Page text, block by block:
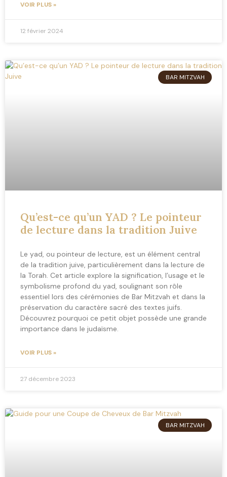
VOIR PLUS »
12 février 2024
BAR MITZVAH
Qu’est-ce qu’un YAD ? Le pointeur
de lecture dans la tradition Juive
Le yad, ou pointeur de lecture, est un élément central
de la tradition juive, particulièrement dans la lecture de
la Torah. Cet article explore la signification, l’usage et le
symbolisme profond du yad, soulignant son rôle
essentiel lors des cérémonies de Bar Mitzvah et dans la
préservation du caractère sacré des textes juifs.
Découvrez pourquoi ce petit objet possède une grande
importance dans le judaïsme.
VOIR PLUS »
27 décembre 2023
BAR MITZVAH